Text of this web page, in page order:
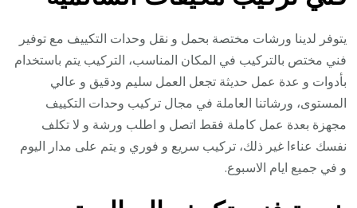
يتوفر لدينا ورشات مختصة بحمل و نقل وحدات التكييف مع توفير
فني مختص بالتركيب في المكان المناسب، التركيب يتم باستخدام
بأدوات و عدة عمل حديثة تجعل العمل سليم ودقيق و عالي
المستوى، ورشاتنا العاملة في مجال تركيب وحدات التكييف
مجهزة بعدة عمل كاملة فقط اتصل و اطلب ورشة و لا تكلف
نفسك عناءا غير ذلك، تركيب سريع و فوري و يتم على مدار اليوم
و في جميع ايام الاسبوع.